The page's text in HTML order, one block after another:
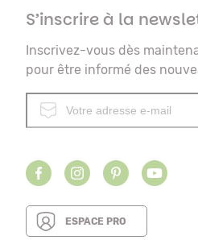
S’inscrire à la
Inscrivez-vous dès
pour être informé des
ESPACE PRO